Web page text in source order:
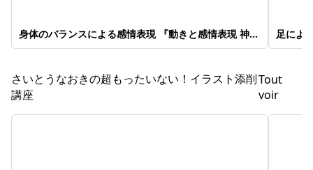
身体のバランスによる感情表現 『動きと感情表現 神技
作画』
足によ
さいとうなおきの超もったいない！イラスト添削
講座
Tout
voir